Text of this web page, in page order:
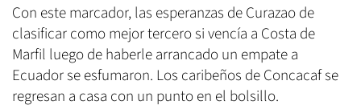
Con este marcador, las esperanzas de Curazao de
clasificar como mejor tercero si vencía a Costa de
Marfil luego de haberle arrancado un empate a
Ecuador se esfumaron. Los caribeños de Concacaf se
regresan a casa con un punto en el bolsillo.